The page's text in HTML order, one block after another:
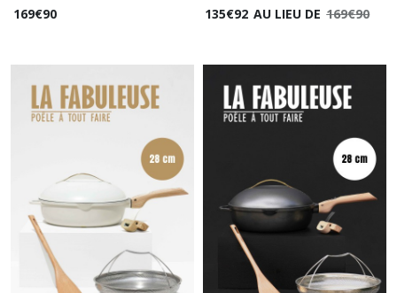
169€90 Pivoine
135€92 AU LIEU DE 169€90